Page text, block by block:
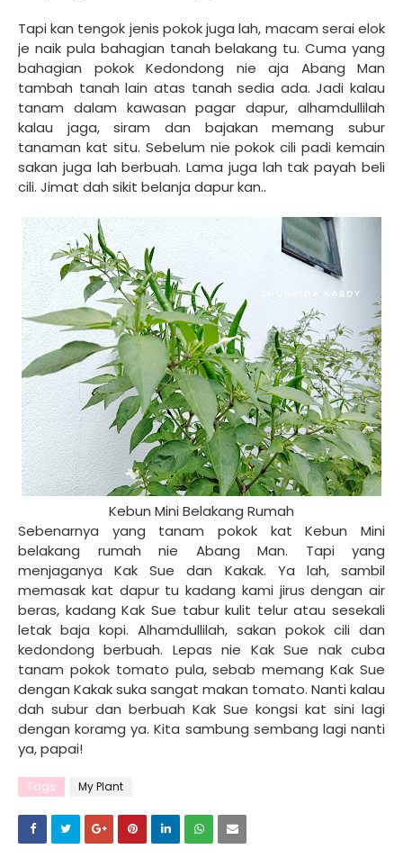
Tapi kan tengok jenis pokok juga lah, macam serai elok
je naik pula bahagian tanah belakang tu. Cuma yang
bahagian pokok Kedondong nie aja Abang Man
tambah tanah lain atas tanah sedia ada. Jadi kalau
tanam dalam kawasan pagar dapur, alhamdullilah
kalau jaga, siram dan bajakan memang subur
tanaman kat situ. Sebelum nie pokok cili padi kemain
sakan juga lah berbuah. Lama juga lah tak payah beli
cili. Jimat dah sikit belanja dapur kan..
Kebun Mini Belakang Rumah
Sebenarnya yang tanam pokok kat Kebun Mini
belakang rumah nie Abang Man. Tapi yang
menjaganya Kak Sue dan Kakak. Ya lah, sambil
memasak kat dapur tu kadang kami jirus dengan air
beras, kadang Kak Sue tabur kulit telur atau sesekali
letak baja kopi. Alhamdullilah, sakan pokok cili dan
kedondong berbuah. Lepas nie Kak Sue nak cuba
tanam pokok tomato pula, sebab memang Kak Sue
dengan Kakak suka sangat makan tomato. Nanti kalau
dah subur dan berbuah Kak Sue kongsi kat sini lagi
dengan koramg ya. Kita sambung sembang lagi nanti
ya, papai!
Tags My Plant